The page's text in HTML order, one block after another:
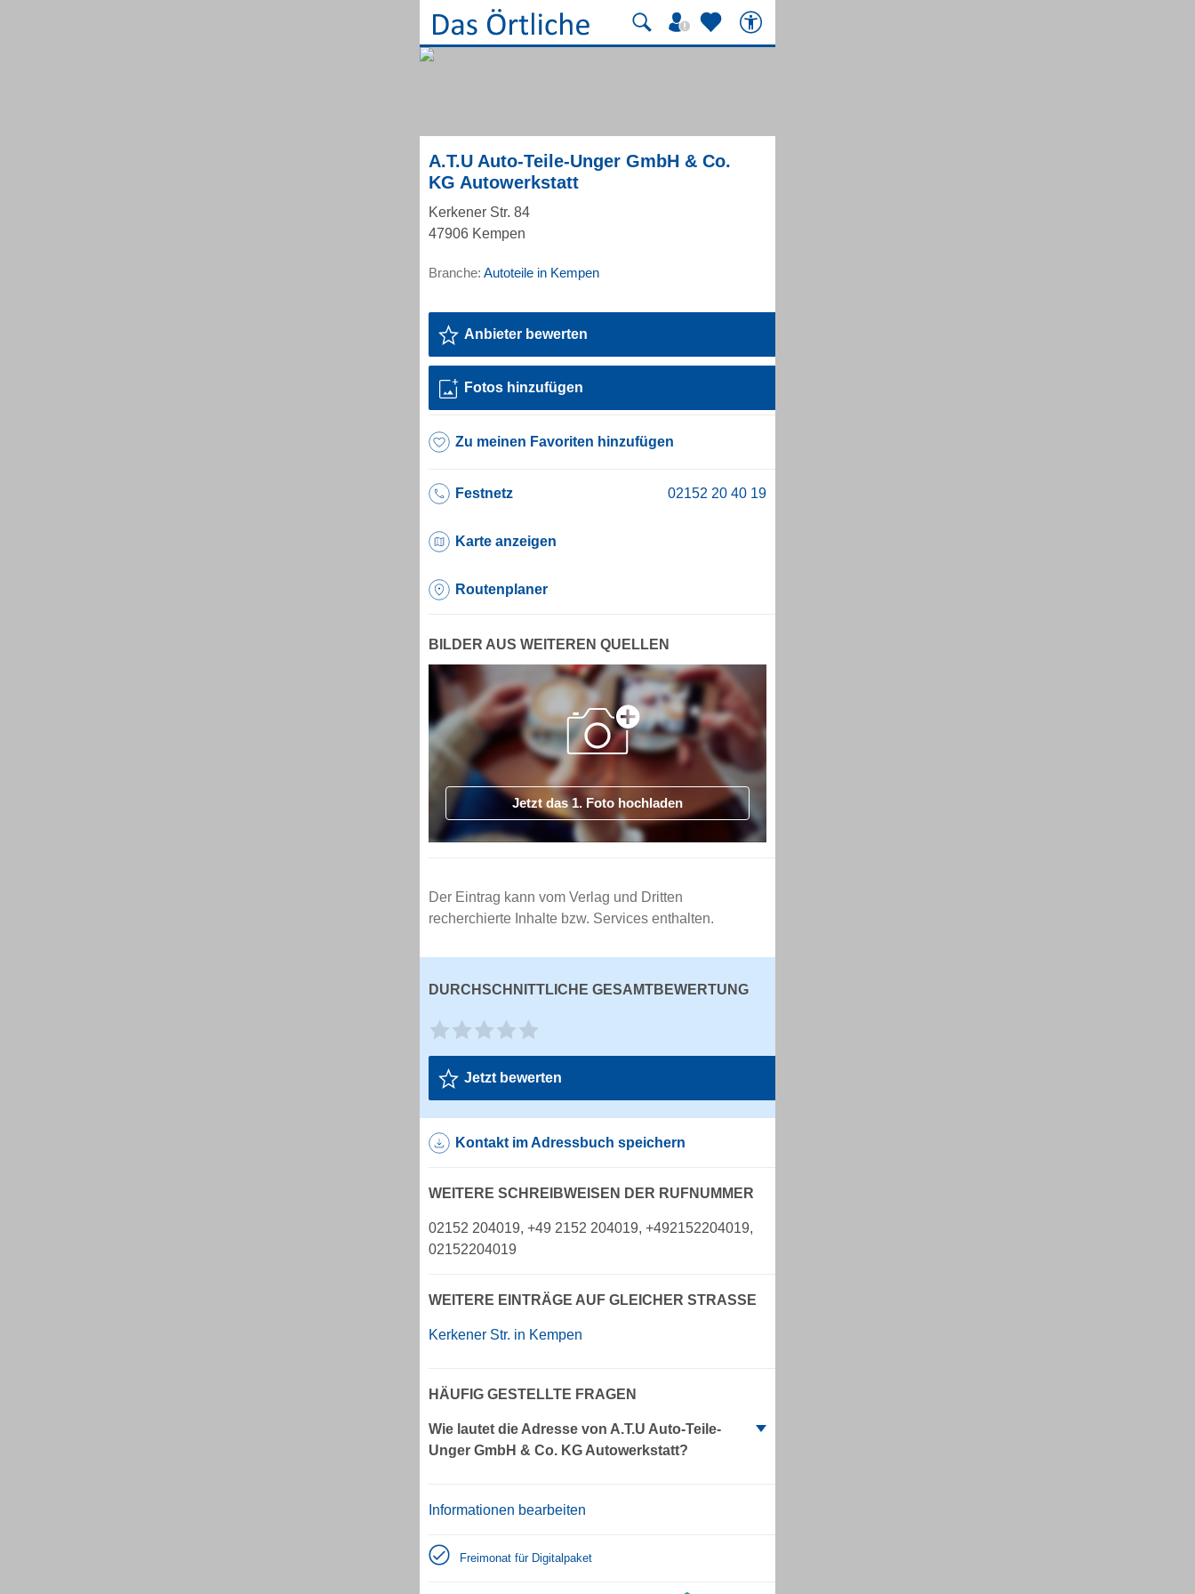
A.T.U Auto-Teile-Unger GmbH & Co.
KG Autowerkstatt
Kerkener Str. 84
47906 Kempen
Branche: Autoteile in Kempen
Anbieter bewerten
Fotos hinzufügen
Zu meinen Favoriten hinzufügen
Festnetz
Karte anzeigen
Routenplaner
BILDER AUS WEITEREN QUELLEN
Jetzt das 1. Foto hochladen
Der Eintrag kann vom Verlag und Dritten
recherchierte Inhalte bzw. Services enthalten.
DURCHSCHNITTLICHE GESAMTBEWERTUNG
Jetzt bewerten
Kontakt im Adressbuch speichern
WEITERE SCHREIBWEISEN DER RUFNUMMER
02152 204019, +49 2152 204019, +492152204019,
02152204019
WEITERE EINTRÄGE AUF GLEICHER STRASSE
Kerkener Str. in Kempen
HÄUFIG GESTELLTE FRAGEN
Wie lautet die Adresse von A.T.U Auto-Teile-
Unger GmbH & Co. KG Autowerkstatt?
Informationen bearbeiten
Freimonat für Digitalpaket